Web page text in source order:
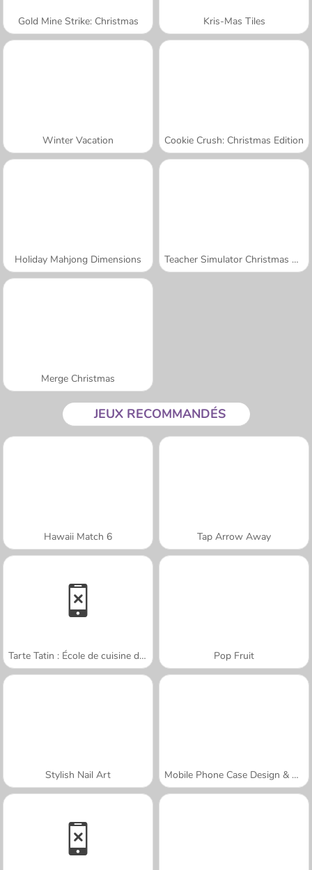
Gold Mine Strike: Christmas Kris-Mas Tiles
Winter Vacation Cookie Crush: Christmas Edition
Holiday Mahjong Dimensions Teacher Simulator Christmas Exam
Merge Christmas
JEUX RECOMMANDÉS
Hawaii Match 6 Tap Arrow Away
Tarte Tatin : École de cuisine de Sara Pop Fruit
Stylish Nail Art Mobile Phone Case Design & DIY